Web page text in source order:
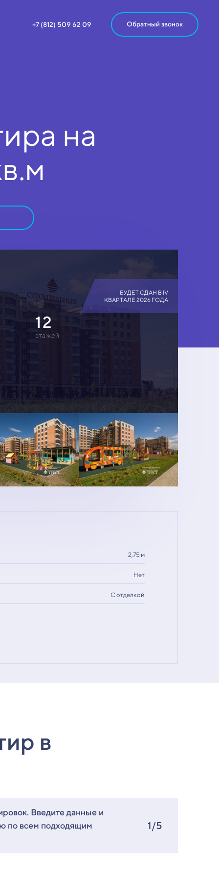
+7 (812) 509 62 09 Обратный звонок
на
БУДЕТ СДАН В IV
КВАРТАЛЕ 2026 ГОДА
12
этажей
2,75 м
Нет
С отделкой
в
Введите данные и
по всем подходящим
1/5